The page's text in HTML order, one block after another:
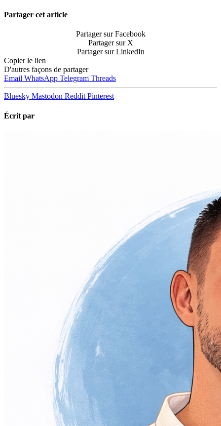
Partager cet article
Partager sur Facebook
Partager sur X
Partager sur LinkedIn
Copier le lien
D'autres façons de partager
Email WhatsApp Telegram Threads
Bluesky Mastodon Reddit Pinterest
Écrit par